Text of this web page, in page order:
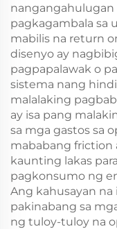
pagkagambala sa
mabilis na return
disenyo ay
pagpapalawak o
sistema nang
malalaking
ay isa pang
sa mga gastos sa
mababang friction
kaunting lakas
pagkonsumo ng
Ang kahusayan na
pakinabang sa
ng tuloy-tuloy na